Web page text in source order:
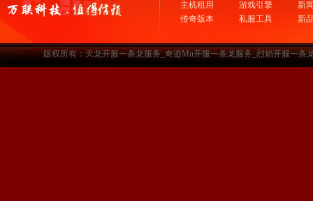
主机租用
传奇版本
游戏引擎
私服工具
新
新
版权所有：天龙开服一条龙服务_奇迹Mu开服一条龙服务_烈焰开服一条